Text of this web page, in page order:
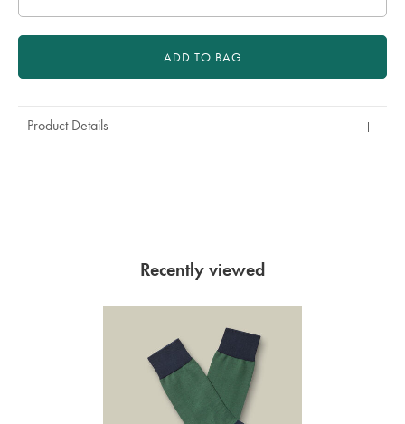
ADD TO BAG
Product Details
Recently viewed